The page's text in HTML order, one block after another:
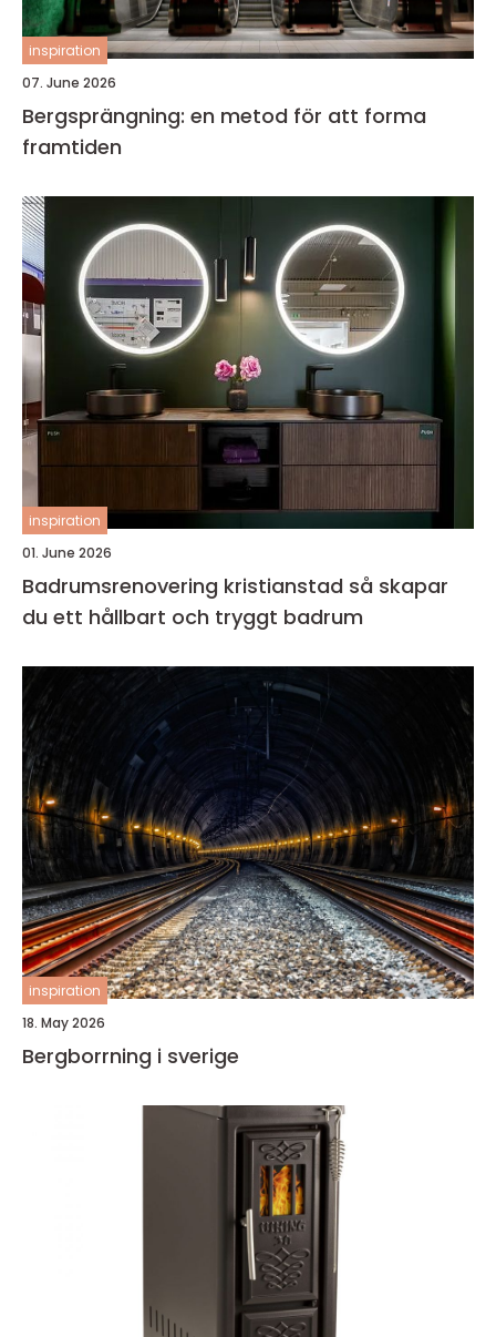
inspiration
07. June 2026
Bergsprängning: en metod för att forma
framtiden
inspiration
01. June 2026
Badrumsrenovering kristianstad så skapar
du ett hållbart och tryggt badrum
inspiration
18. May 2026
Bergborrning i sverige